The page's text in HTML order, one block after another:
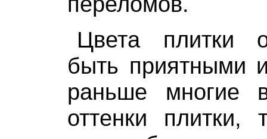
Цвета плитки
быть приятными
раньше многие
оттенки плитки,